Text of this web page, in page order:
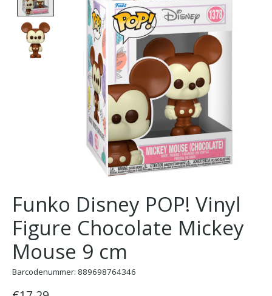
Funko Disney POP! Vinyl
Figure Chocolate Mickey
Mouse 9 cm
Barcodenummer: 889698764346